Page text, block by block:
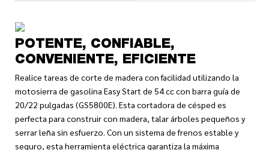
POTENTE, CONFIABLE,
CONVENIENTE, EFICIENTE
Realice tareas de corte de madera con facilidad utilizando la
motosierra de gasolina Easy Start de 54 cc con barra guía de
20/22 pulgadas (GS5800E). Esta cortadora de césped es
perfecta para construir con madera, talar árboles pequeños y
serrar leña sin esfuerzo. Con un sistema de frenos estable y
seguro, esta herramienta eléctrica garantiza la máxima